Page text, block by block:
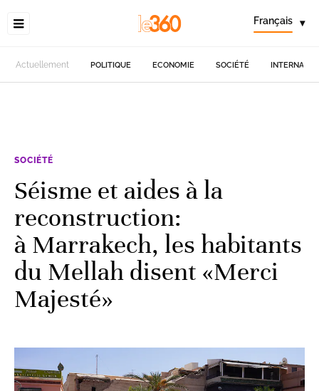
Français ▾
Actuellement POLITIQUE ECONOMIE SOCIÉTÉ
SOCIÉTÉ
Séisme et aides à la
reconstruction:
à Marrakech, les habitants
du Mellah disent «Merci
Majesté»